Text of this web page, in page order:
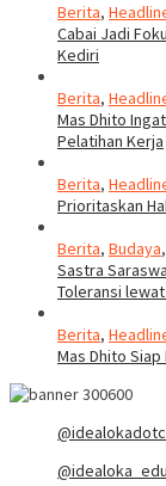
Berita,
Cabai Jadi
Kediri
Berita,
Mas Dhito
Pelatihan Kerja
Berita,
Prioritaskan
Berita, Budaya,
Sastra
Toleransi
Berita,
Mas Dhito